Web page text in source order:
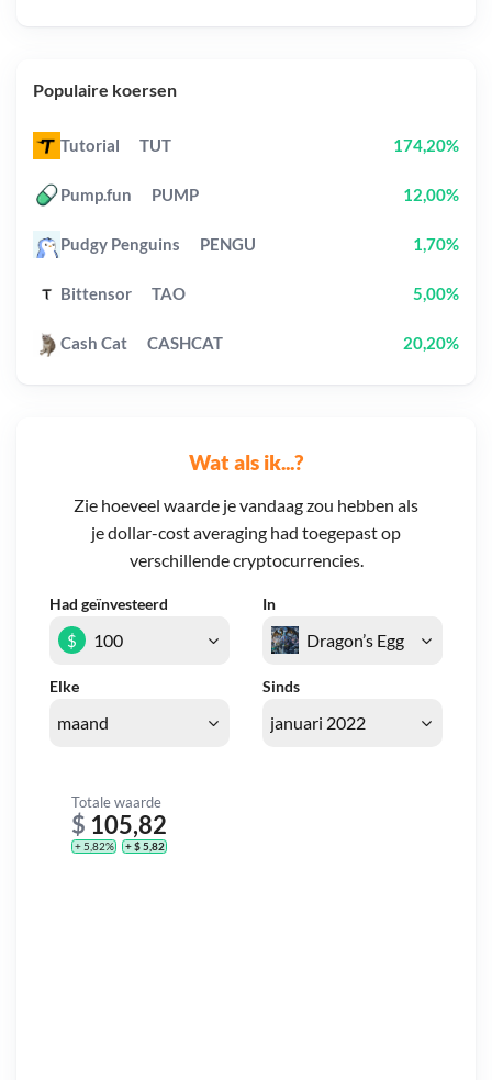
Wat als ik...?
Zie hoeveel waarde je vandaag zou hebben als
je dollar-cost averaging had toegepast op
verschillende cryptocurrencies.
Had geïnvesteerd In
Elke Sinds
$
Totale waarde
$ 105,82
+ 5,82% + $ 5,82
Populaire koersen
Tutorial TUT 174,20%
Pump.fun PUMP 12,00%
Pudgy Penguins PENGU 1,70%
Bittensor TAO 5,00%
Cash Cat CASHCAT 20,20%